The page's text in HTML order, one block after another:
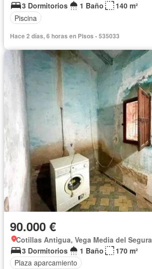
3 Dormitorios
1 Baño
140 m²
Piscina
Hace 2 días, 6 horas en Pisos - 535033
90.000 €
Cotillas Antigua, Vega Media del Segura
3 Dormitorios
1 Baño
170 m²
Plaza aparcamiento